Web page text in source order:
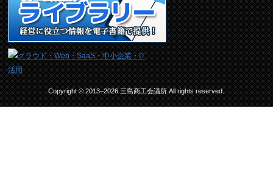
Copyright © 2013–2026 三島商工会議所.All rights reserved.